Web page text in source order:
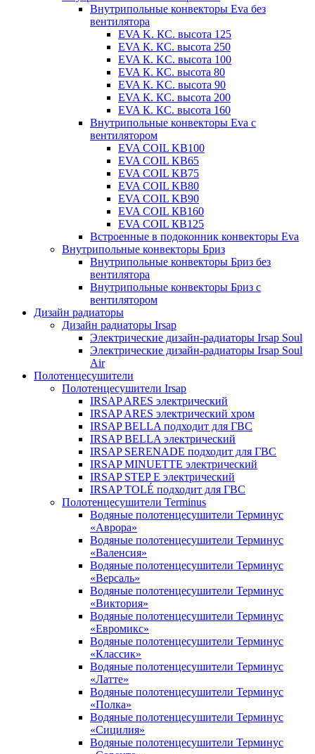
Внутрипольные конвекторы Eva без
вентилятора
EVA K. КС. высота 125
EVA К. КС. высота 250
EVA К. KС. высота 100
EVA К. КС. высота 80
EVA К. KC. высота 90
EVA К. КС. высота 200
EVA К. КС. высота 160
Внутрипольные конвекторы Eva с
вентилятором
EVA COIL KB100
EVA COIL KB65
EVA COIL KB75
EVA COIL KB80
EVA COIL KB90
EVA COIL КВ160
EVA COIL КВ125
Встроенные в подоконник конвекторы Eva
Внутрипольные конвекторы Бриз
Внутрипольные конвекторы Бриз без
вентилятора
Внутрипольные конвекторы Бриз с
вентилятором
Дизайн радиаторы
Дизайн радиаторы Irsap
Электрические дизайн-радиаторы Irsap Soul
Электрические дизайн-радиаторы Irsap Soul
Air
Полотенцесушители
Полотенцесушители Irsap
IRSAP ARES электрический
IRSAP ARES электрический хром
IRSAP BELLA подходит для ГВС
IRSAP BELLA электрический
IRSAP SERENADE подходит для ГВС
IRSAP MINUETTE электрический
IRSAP STEP E электрический
IRSAP TOLÉ подходит для ГВС
Полотенцесушители Terminus
Водяные полотенцесушители Терминус
«Аврора»
Водяные полотенцесушители Терминус
«Валенсия»
Водяные полотенцесушители Терминус
«Версаль»
Водяные полотенцесушители Терминус
«Виктория»
Водяные полотенцесушители Терминус
«Евромикс»
Водяные полотенцесушители Терминус
«Классик»
Водяные полотенцесушители Терминус
«Латте»
Водяные полотенцесушители Терминус
«Полка»
Водяные полотенцесушители Терминус
«Сицилия»
Водяные полотенцесушители Терминус